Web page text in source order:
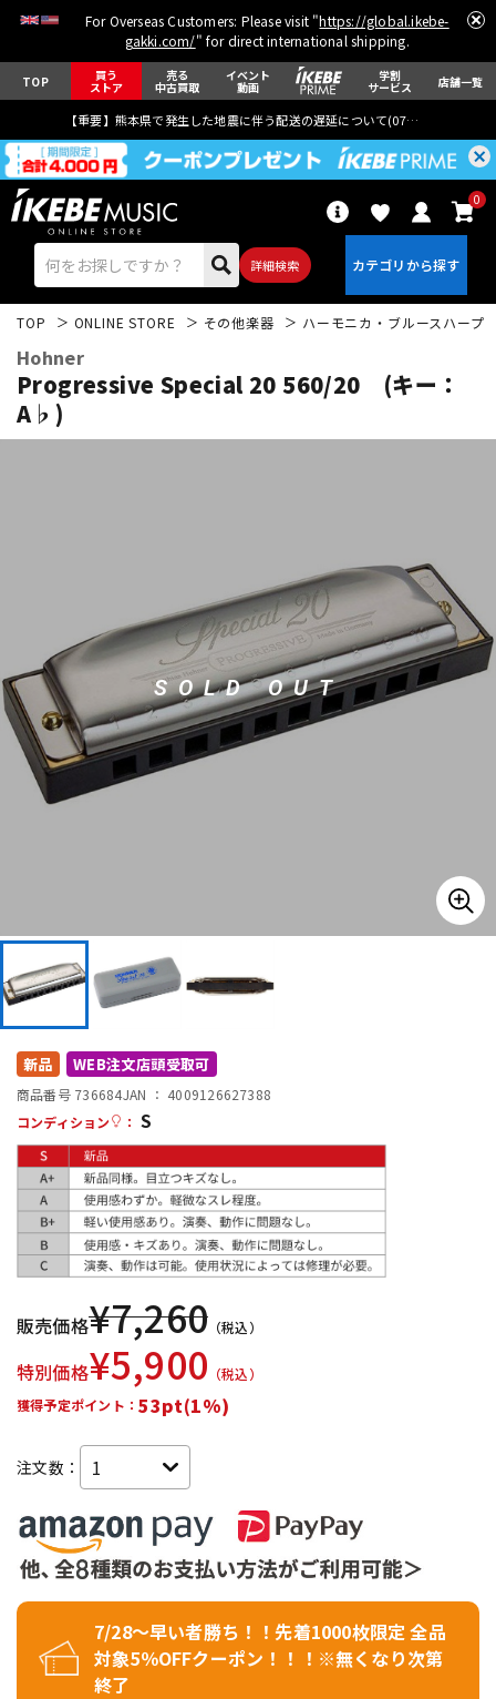
For Overseas Customers: Please visit "https://global.ikebe-
gakki.com/" for direct international shipping.
TOP 買う
ストア
売る
中古買取
イベント
動画
学割
サービス 店舗一覧
【重要】熊本県で発生した地震に伴う配送の遅延について(07月29日
詳細検索
0
パーカッション
キーボード 電子ピアノ
管楽器
DTM オンライン納品
配信/ライブ機器
中古 ヴィンテージ
TOP ONLINE STORE その他楽器 ハーモニカ・ブルースハープ
Hohner
Progressive Special 20 560/20 (キー：
A♭)
SOLD OUT
新品 WEB注文店頭受取可
商品番号 736684JAN ： 4009126627388
コンディション
： S
販売価格¥7,260 （税込）
特別価格¥5,900 （税込）
獲得予定ポイント： 53pt(1%)
注文数：
7/28～早い者勝ち！！先着1000枚限定 全品
対象5％OFFクーポン！！！※無くなり次第
終了